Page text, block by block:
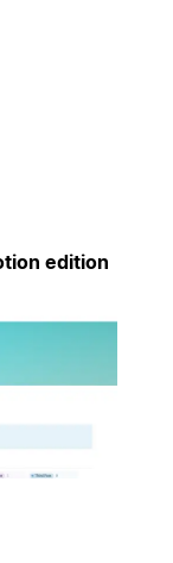
edition